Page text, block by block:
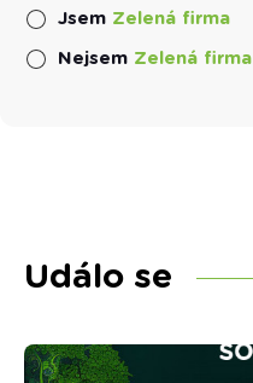
Jsem Zelená firma
Nejsem Zelená firma
Událo se